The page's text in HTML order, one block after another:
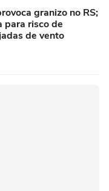
granizo no RS;
para risco de
de vento